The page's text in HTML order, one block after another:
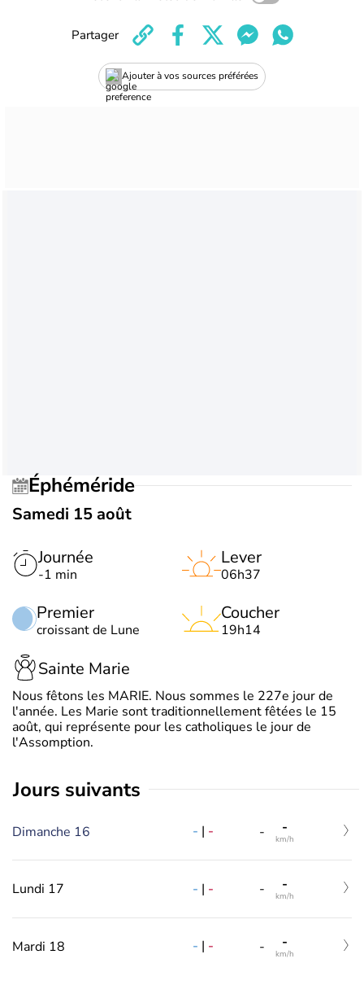
Ajouter à vos sources préférées
Partager
Éphéméride
Samedi 15 août
Journée
-1 min
Premier
croissant de Lune
Lever
06h37
Coucher
19h14
Sainte Marie
Nous fêtons les MARIE. Nous sommes le 227e jour de
l'année. Les Marie sont traditionnellement fêtées le 15
août, qui représente pour les catholiques le jour de
l'Assomption.
jours suivants
Dimanche 16 - | - - -
km/h
Lundi 17 - | - - -
km/h
Mardi 18 - | - - -
km/h